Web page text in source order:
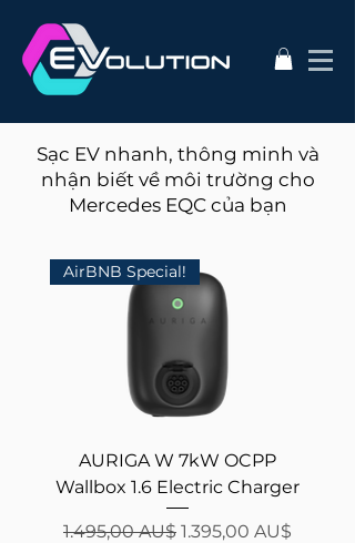
Sạc EV nhanh, thông minh và
nhận biết về môi trường cho
Mercedes EQC của bạn
AirBNB Special!
AURIGA W 7kW OCPP
Wallbox 1.6 Electric Charger
Giá thông thường
1.495,00 AU$ Giá bán rẻ
1.395,00 AU$